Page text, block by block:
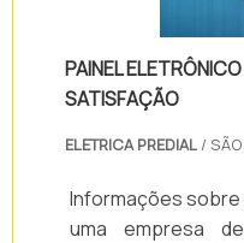
PAINEL
SATISFAÇÃO
ELETRICA PREDIAL /
Informações
uma empresa